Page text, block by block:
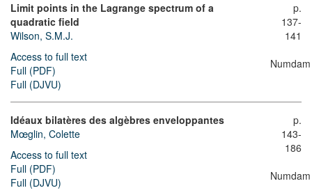
Limit points in the Lagrange spectrum of a
quadratic field
Wilson, S.M.J.
Access to full text
Full (PDF)
Full (DJVU)
p.
137-
141
Numdam
Idéaux bilatères des algèbres enveloppantes
Mœglin, Colette
Access to full text
Full (PDF)
Full (DJVU)
p.
143-
186
Numdam